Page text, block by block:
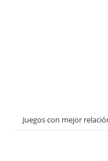
Juegos con mejor